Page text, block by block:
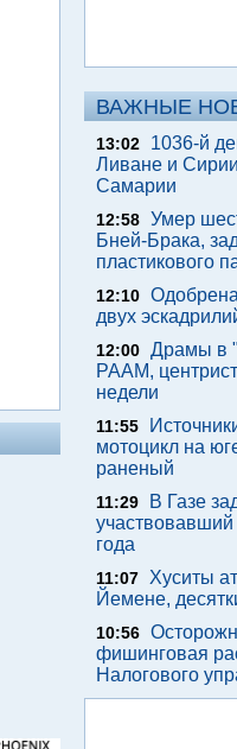
ВАЖНЫЕ
13:02
1036-й
Ливане и
Самарии
12:58 Умер
Бней-Брака,
пластикового
12:10
двух
12:00 Драмы в
РААМ,
недели
11:55
мотоцикл на
раненый
11:29
В Газе
участвовавший
года
11:07
Хуситы
Йемене,
10:56
фишинговая
Налогового